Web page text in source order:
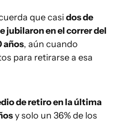
que casi dos de
jubilaron en el correr del
años, aún cuando
para retirarse a esa
de retiro en la última
y solo un 36% de los